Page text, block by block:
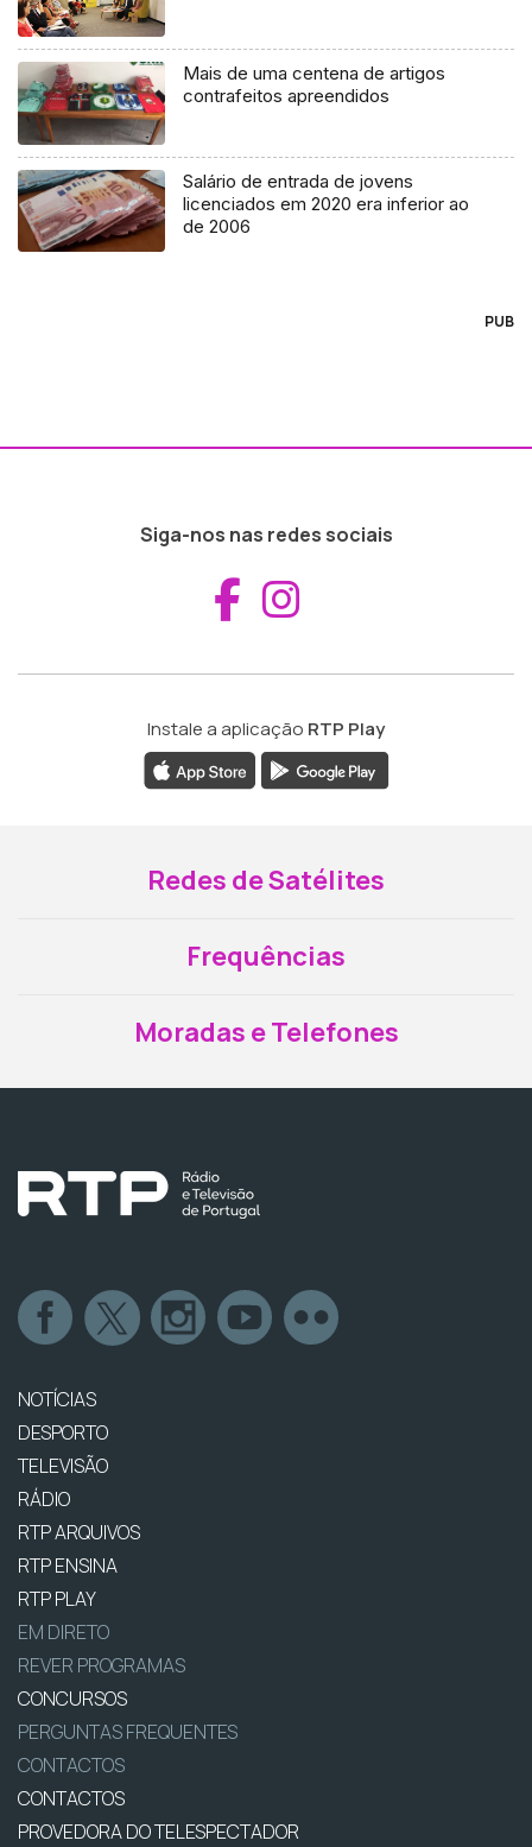
Mais de uma centena de artigos
contrafeitos apreendidos
Salário de entrada de jovens
licenciados em 2020 era inferior ao
de 2006
PUB
Siga-nos nas redes sociais
Aceder ao
Instale a aplicação RTP Play
Redes de Satélites
Frequências
Moradas e Telefones
NOTÍCIAS
DESPORTO
TELEVISÃO
RÁDIO
RTP ARQUIVOS
RTP ENSINA
RTP PLAY
EM DIRETO
REVER PROGRAMAS
CONCURSOS
PERGUNTAS FREQUENTES
CONTACTOS
CONTACTOS
PROVEDORA DO TELESPECTADOR